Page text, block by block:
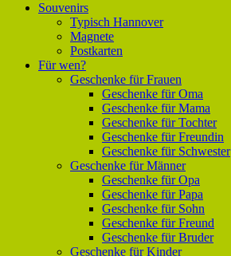
Souvenirs
Typisch Hannover
Magnete
Postkarten
Für wen?
Geschenke für Frauen
Geschenke für Oma
Geschenke für Mama
Geschenke für Tochter
Geschenke für Freundin
Geschenke für Schwester
Geschenke für Männer
Geschenke für Opa
Geschenke für Papa
Geschenke für Sohn
Geschenke für Freund
Geschenke für Bruder
Geschenke für Kinder